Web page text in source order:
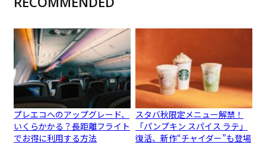
プレエコへのアップグレード、
いくらかかる？長距離フライト
でお得に利用する方法
スタバ秋限定メニュー解禁！
「パンプキン スパイス ラテ」
復活、新作“チャイダー”も登場